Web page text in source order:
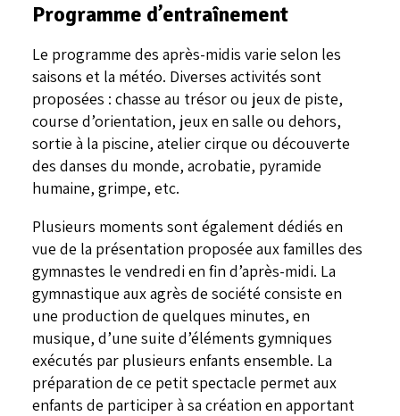
Programme d’entraînement
Le programme des après-midis varie selon les
saisons et la météo. Diverses activités sont
proposées : chasse au trésor ou jeux de piste,
course d’orientation, jeux en salle ou dehors,
sortie à la piscine, atelier cirque ou découverte
des danses du monde, acrobatie, pyramide
humaine, grimpe, etc.
Plusieurs moments sont également dédiés en
vue de la présentation proposée aux familles des
gymnastes le vendredi en fin d’après-midi. La
gymnastique aux agrès de société consiste en
une production de quelques minutes, en
musique, d’une suite d’éléments gymniques
exécutés par plusieurs enfants ensemble. La
préparation de ce petit spectacle permet aux
enfants de participer à sa création en apportant